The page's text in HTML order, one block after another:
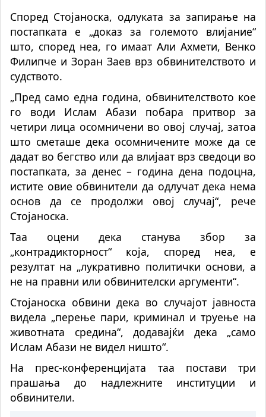
Според Стојаноска, одлуката за запирање на
постапката е „доказ за големото влијание“
што, според неа, го имаат Али Ахмети, Венко
Филипче и Зоран Заев врз обвинителството и
судството.
„Пред само една година, обвинителството кое
го води Ислам Абази побара притвор за
четири лица осомничени во овој случај, затоа
што сметаше дека осомничените може да се
дадат во бегство или да влијаат врз сведоци во
постапката, за денес – година дена подоцна,
истите овие обвинители да одлучат дека нема
основ да се продолжи овој случај“, рече
Стојаноска.
Таа оцени дека станува збор за
„контрадикторност“ која, според неа, е
резултат на „лукративно политички основи, а
не на правни или обвинителски аргументи“.
Стојаноска обвини дека во случајот јавноста
видела „перење пари, криминал и труење на
животната средина“, додавајќи дека „само
Ислам Абази не видел ништо“.
На прес-конференцијата таа постави три
прашања до надлежните институции и
обвинители.